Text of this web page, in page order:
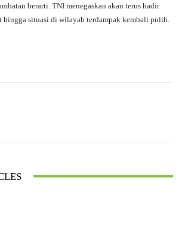
berarti. TNI menegaskan akan terus hadir
hingga situasi di wilayah terdampak kembali pulih.